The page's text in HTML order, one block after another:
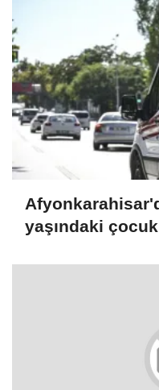
yaşındaki